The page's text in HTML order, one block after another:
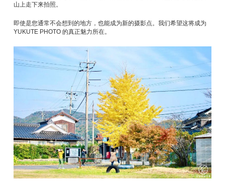
山上走下来拍照。
即使是您通常不会想到的地方，也能成为新的摄影点。我们希望这将成为
YUKUTE PHOTO 的真正魅力所在。